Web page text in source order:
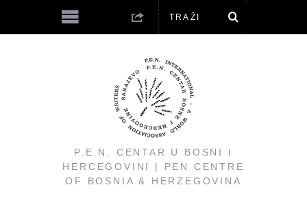
P.E.N. CENTAR U BOSNI I
HERCEGOVINI | PEN CENTRE
OF BOSNIA & HERZEGOVINA